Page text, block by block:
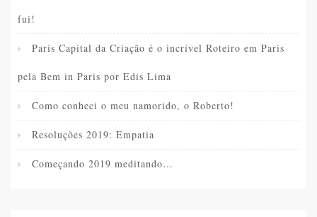
fui!
Paris Capital da Criação é o incrível Roteiro em Paris
pela Bem in Paris por Edis Lima
Como conheci o meu namorido, o Roberto!
Resoluções 2019: Empatia
Começando 2019 meditando…